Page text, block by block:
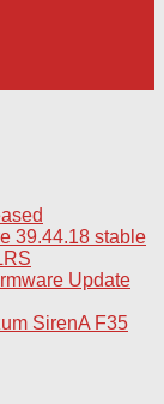
39.44.18 stable
Update
SirenA F35